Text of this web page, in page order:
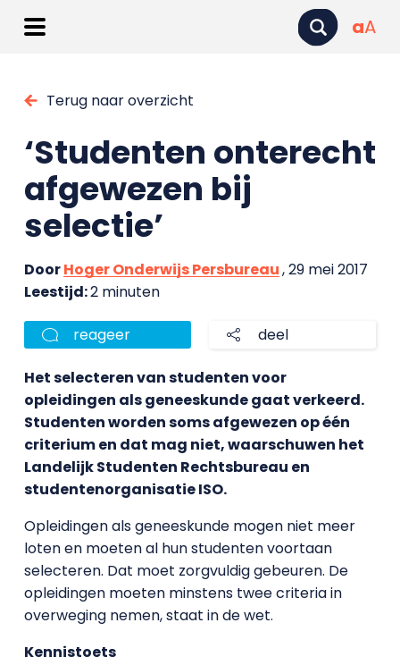
aA
Terug naar overzicht
‘Studenten onterecht
afgewezen bij
selectie’
DoorHoger Onderwijs Persbureau, 29 mei 2017
Leestijd:2 minuten
reageer deel
Het selecteren van studenten voor
opleidingen als geneeskunde gaat verkeerd.
Studenten worden soms afgewezen op één
criterium en dat mag niet, waarschuwen het
Landelijk Studenten Rechtsbureau en
studentenorganisatie ISO.
Opleidingen als geneeskunde mogen niet meer
loten en moeten al hun studenten voortaan
selecteren. Dat moet zorgvuldig gebeuren. De
opleidingen moeten minstens twee criteria in
overweging nemen, staat in de wet.
Kennistoets